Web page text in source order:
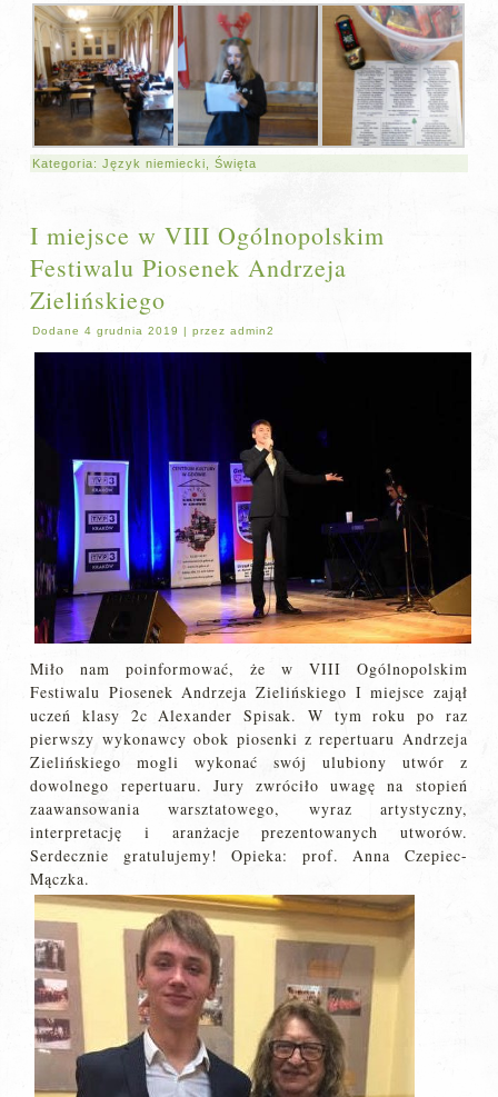
Kategoria:Język niemiecki ,Święta
I miejsce w VIII Ogólnopolskim
Festiwalu Piosenek Andrzeja
Zielińskiego
Dodane 4 grudnia 2019 |przez admin2
Miło nam poinformować, że w VIII Ogólnopolskim
Festiwalu Piosenek Andrzeja Zielińskiego I miejsce zajął
uczeń klasy 2c Alexander Spisak. W tym roku po raz
pierwszy wykonawcy obok piosenki z repertuaru Andrzeja
Zielińskiego mogli wykonać swój ulubiony utwór z
dowolnego repertuaru. Jury zwróciło uwagę na stopień
zaawansowania warsztatowego, wyraz artystyczny,
interpretację i aranżacje prezentowanych utworów.
Serdecznie gratulujemy! Opieka: prof. Anna Czepiec-
Mączka.